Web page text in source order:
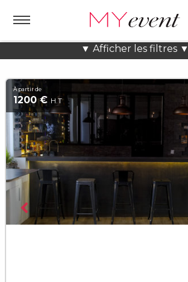
▼ Afficher les filtres ▼
Lieux atypiques Lumineux à Paris
À partir de
1200 € H.T